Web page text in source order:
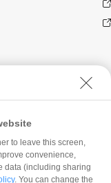
to leave this screen,
convenience,
data (including sharing
. You can change the